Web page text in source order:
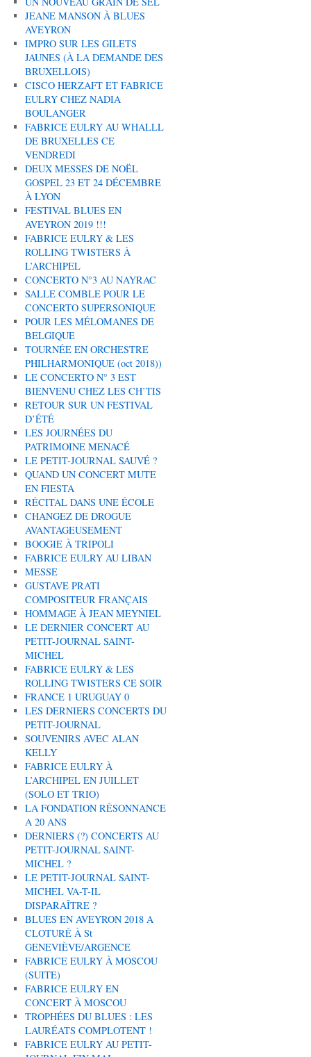
JEANE MANSON À BLUES
AVEYRON
IMPRO SUR LES GILETS
JAUNES (À LA DEMANDE DES
BRUXELLOIS)
CISCO HERZAFT ET FABRICE
EULRY CHEZ NADIA
BOULANGER
FABRICE EULRY AU WHALLL
DE BRUXELLES CE
VENDREDI
DEUX MESSES DE NOËL
GOSPEL 23 ET 24 DÉCEMBRE
À LYON
FESTIVAL BLUES EN
AVEYRON 2019 !!!
FABRICE EULRY & LES
ROLLING TWISTERS À
L’ARCHIPEL
CONCERTO N°3 AU NAYRAC
SALLE COMBLE POUR LE
CONCERTO SUPERSONIQUE
POUR LES MÉLOMANES DE
BELGIQUE
TOURNÉE EN ORCHESTRE
PHILHARMONIQUE (oct 2018))
LE CONCERTO N° 3 EST
BIENVENU CHEZ LES CH’TIS
RETOUR SUR UN FESTIVAL
D’ÉTÉ
LES JOURNÉES DU
PATRIMOINE MENACÉ
LE PETIT-JOURNAL SAUVÉ ?
QUAND UN CONCERT MUTE
EN FIESTA
RÉCITAL DANS UNE ÉCOLE
CHANGEZ DE DROGUE
AVANTAGEUSEMENT
BOOGIE À TRIPOLI
FABRICE EULRY AU LIBAN
MESSE
GUSTAVE PRATI
COMPOSITEUR FRANÇAIS
HOMMAGE À JEAN MEYNIEL
LE DERNIER CONCERT AU
PETIT-JOURNAL SAINT-
MICHEL
FABRICE EULRY & LES
ROLLING TWISTERS CE SOIR
FRANCE 1 URUGUAY 0
LES DERNIERS CONCERTS DU
PETIT-JOURNAL
SOUVENIRS AVEC ALAN
KELLY
FABRICE EULRY À
L’ARCHIPEL EN JUILLET
(SOLO ET TRIO)
LA FONDATION RÉSONNANCE
A 20 ANS
DERNIERS (?) CONCERTS AU
PETIT-JOURNAL SAINT-
MICHEL ?
LE PETIT-JOURNAL SAINT-
MICHEL VA-T-IL
DISPARAÎTRE ?
BLUES EN AVEYRON 2018 A
CLOTURÉ À St
GENEVIÈVE/ARGENCE
FABRICE EULRY À MOSCOU
(SUITE)
FABRICE EULRY EN
CONCERT À MOSCOU
TROPHÉES DU BLUES : LES
LAURÉATS COMPLOTENT !
FABRICE EULRY AU PETIT-